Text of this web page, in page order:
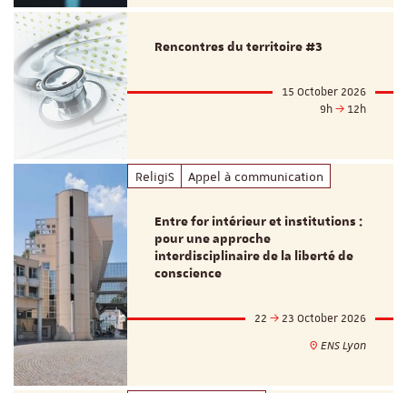
Rencontres du territoire #3
15 October 2026
9h
12h
ReligiS Appel à communication
Entre for intérieur et institutions :
pour une approche
interdisciplinaire de la liberté de
conscience
22
23 October 2026
ENS Lyon